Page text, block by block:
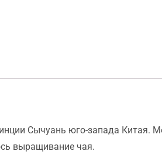
Сычуань юго-запада Китая.
выращивание чая.